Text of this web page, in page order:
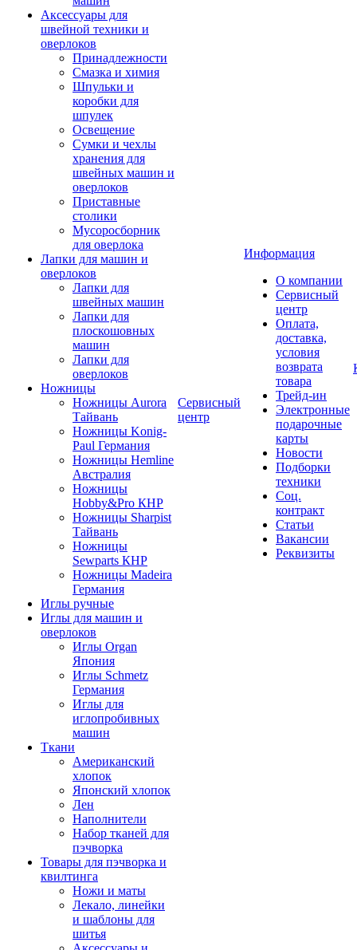
Аксессуары для
швейной техники и
оверлоков
Принадлежности
Смазка и химия
Шпульки и
коробки для
шпулек
Освещение
Сумки и чехлы
хранения для
швейных машин и
оверлоков
Приставные
столики
Мусоросборник
для оверлока
Лапки для машин и
оверлоков
Лапки для
швейных машин
Лапки для
плоскошовных
машин
Лапки для
оверлоков
Ножницы
Ножницы Aurora
Тайвань
Ножницы Konig-
Paul Германия
Ножницы Hemline
Австралия
Ножницы
Hobby&Pro КНР
Ножницы Sharpist
Тайвань
Ножницы
Sewparts КНР
Ножницы Madeira
Германия
Иглы ручные
Иглы для машин и
оверлоков
Иглы Organ
Япония
Иглы Schmetz
Германия
Иглы для
иглопробивных
машин
Ткани
Американский
хлопок
Японский хлопок
Лен
Наполнители
Набор тканей для
пэчворка
Товары для пэчворка и
квилтинга
Ножи и маты
Лекало, линейки
и шаблоны для
шитья
Сервисный
центр
Информация
О компании
Сервисный
центр
Оплата,
доставка,
условия
возврата
товара
Трейд-ин
Электронные
подарочные
карты
Новости
Подборки
техники
Соц.
контракт
Статьи
Вакансии
Реквизиты